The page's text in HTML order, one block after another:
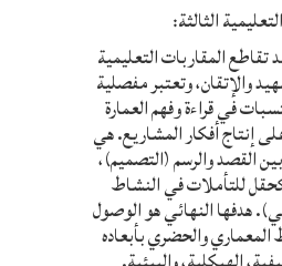
الثالثة:
تقاطع المقاربات التعليمية
والإتقان، وتعتبر مفصلية
في قراءة وفهم العمارة
إنتاج أفكار المشاريع. هي
القصد والرسم (التصميم)،
للتأملات في النشاط
هدفها النهائي هو الوصول
المعماري والحضري بأبعاده